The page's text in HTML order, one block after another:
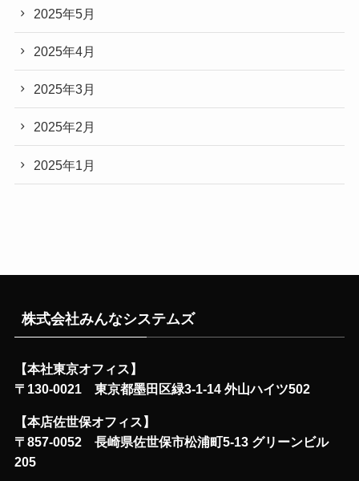
2025年5月
2025年4月
2025年3月
2025年2月
2025年1月
株式会社みんなシステムズ
【本社東京オフィス】
〒130-0021 東京都墨田区緑3-1-14 外山ハイツ502
【本店佐世保オフィス】
〒857-0052 長崎県佐世保市松浦町5-13 グリーンビル
205